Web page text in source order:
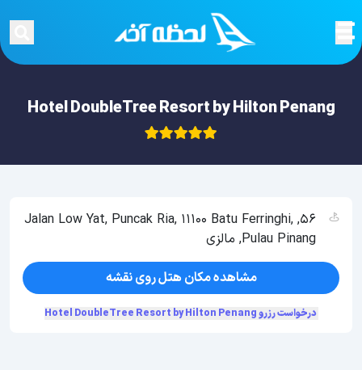
Hotel DoubleTree Resort by Hilton Penang
56, Jalan Low Yat, Puncak Ria, 11100 Batu Ferringhi,
Pulau Pinang, مالزی
مشاهده مکان هتل روی نقشه
درخواست رزرو Hotel DoubleTree Resort by Hilton Penang